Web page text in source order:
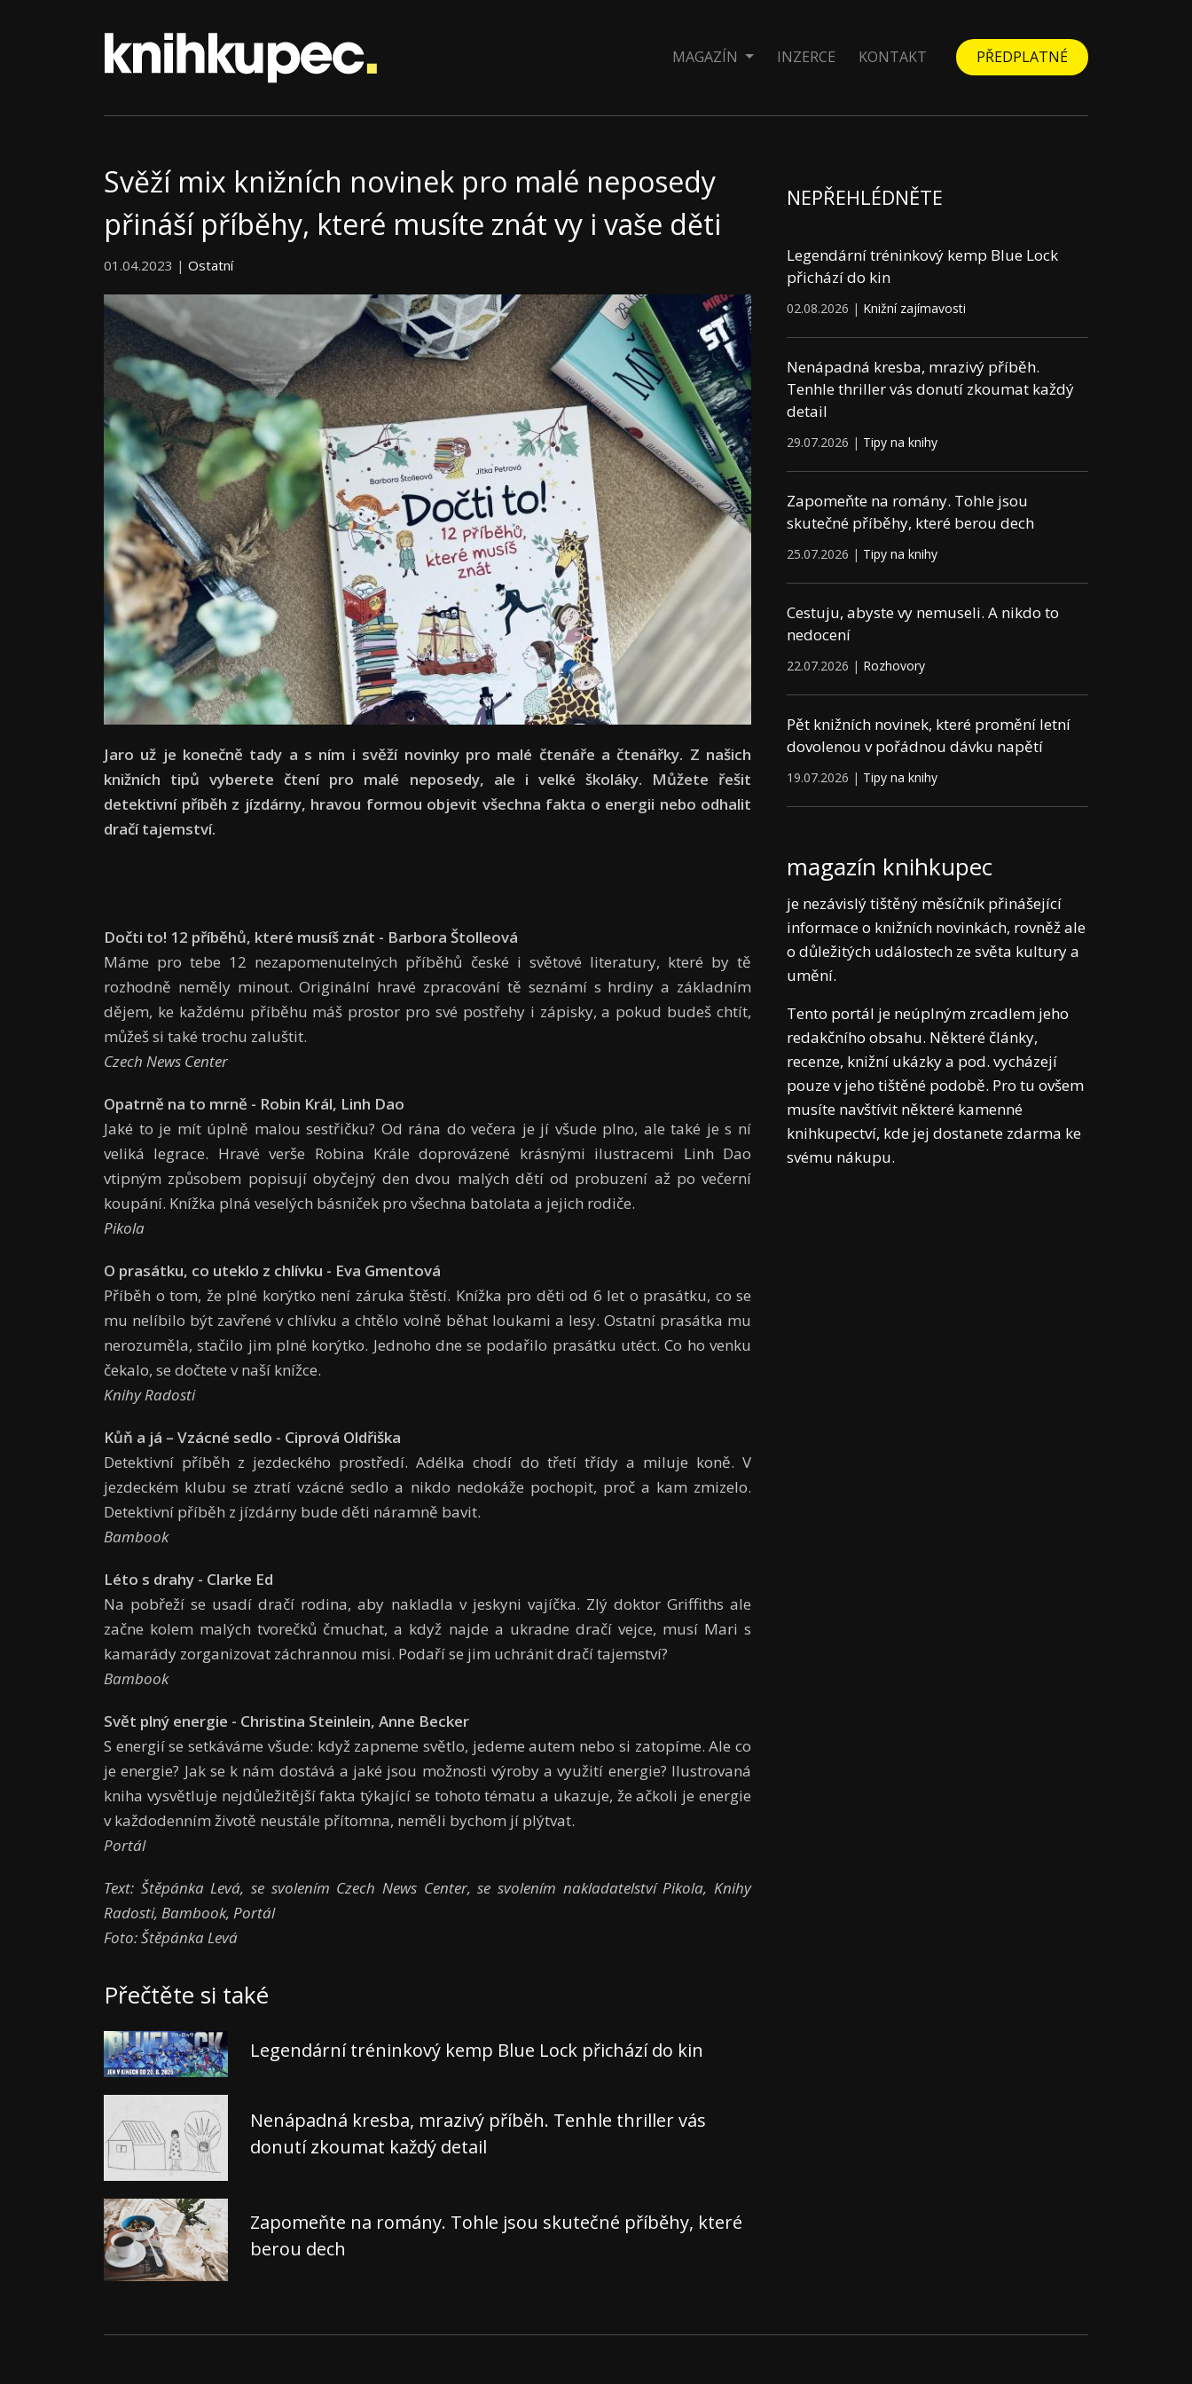
MAGAZÍN INZERCE KONTAKT PŘEDPLATNÉ
Svěží mix knižních novinek pro malé neposedy
přináší příběhy, které musíte znát vy i vaše děti
01.04.2023 | Ostatní
Jaro už je konečně tady a s ním i svěží novinky pro malé čtenáře a čtenářky. Z našich
knižních tipů vyberete čtení pro malé neposedy, ale i velké školáky. Můžete řešit
detektivní příběh z jízdárny, hravou formou objevit všechna fakta o energii nebo odhalit
dračí tajemství.
Dočti to! 12 příběhů, které musíš znát - Barbora Štolleová
Máme pro tebe 12 nezapomenutelných příběhů české i světové literatury, které by tě
rozhodně neměly minout. Originální hravé zpracování tě seznámí s hrdiny a základním
dějem, ke každému příběhu máš prostor pro své postřehy i zápisky, a pokud budeš chtít,
můžeš si také trochu zaluštit.
Czech News Center
Opatrně na to mrně - Robin Král, Linh Dao
Jaké to je mít úplně malou sestřičku? Od rána do večera je jí všude plno, ale také je s ní
veliká legrace. Hravé verše Robina Krále doprovázené krásnými ilustracemi Linh Dao
vtipným způsobem popisují obyčejný den dvou malých dětí od probuzení až po večerní
koupání. Knížka plná veselých básniček pro všechna batolata a jejich rodiče.
Pikola
O prasátku, co uteklo z chlívku - Eva Gmentová
Příběh o tom, že plné korýtko není záruka štěstí. Knížka pro děti od 6 let o prasátku, co se
mu nelíbilo být zavřené v chlívku a chtělo volně běhat loukami a lesy. Ostatní prasátka mu
nerozuměla, stačilo jim plné korýtko. Jednoho dne se podařilo prasátku utéct. Co ho venku
čekalo, se dočtete v naší knížce.
Knihy Radosti
Kůň a já – Vzácné sedlo - Ciprová Oldřiška
Detektivní příběh z jezdeckého prostředí. Adélka chodí do třetí třídy a miluje koně. V
jezdeckém klubu se ztratí vzácné sedlo a nikdo nedokáže pochopit, proč a kam zmizelo.
Detektivní příběh z jízdárny bude děti náramně bavit.
Bambook
Léto s drahy - Clarke Ed
Na pobřeží se usadí dračí rodina, aby nakladla v jeskyni vajíčka. Zlý doktor Griffiths ale
začne kolem malých tvorečků čmuchat, a když najde a ukradne dračí vejce, musí Mari s
kamarády zorganizovat záchrannou misi. Podaří se jim uchránit dračí tajemství?
Bambook
Svět plný energie - Christina Steinlein, Anne Becker
S energií se setkáváme všude: když zapneme světlo, jedeme autem nebo si zatopíme. Ale co
je energie? Jak se k nám dostává a jaké jsou možnosti výroby a využití energie? Ilustrovaná
kniha vysvětluje nejdůležitější fakta týkající se tohoto tématu a ukazuje, že ačkoli je energie
v každodenním životě neustále přítomna, neměli bychom jí plýtvat.
Portál
Text: Štěpánka Levá, se svolením Czech News Center, se svolením nakladatelství Pikola, Knihy
Radosti, Bambook, Portál
Foto: Štěpánka Levá
Přečtěte si také
Legendární tréninkový kemp Blue Lock přichází do kin
Nenápadná kresba, mrazivý příběh. Tenhle thriller vás
donutí zkoumat každý detail
Zapomeňte na romány. Tohle jsou skutečné příběhy, které
berou dech
NEPŘEHLÉDNĚTE
Legendární tréninkový kemp Blue Lock
přichází do kin
02.08.2026 | Knižní zajímavosti
Nenápadná kresba, mrazivý příběh.
Tenhle thriller vás donutí zkoumat každý
detail
29.07.2026 | Tipy na knihy
Zapomeňte na romány. Tohle jsou
skutečné příběhy, které berou dech
25.07.2026 | Tipy na knihy
Cestuju, abyste vy nemuseli. A nikdo to
nedocení
22.07.2026 | Rozhovory
Pět knižních novinek, které promění letní
dovolenou v pořádnou dávku napětí
19.07.2026 | Tipy na knihy
magazín knihkupec
je nezávislý tištěný měsíčník přinášející
informace o knižních novinkách, rovněž ale
o důležitých událostech ze světa kultury a
umění.
Tento portál je neúplným zrcadlem jeho
redakčního obsahu. Některé články,
recenze, knižní ukázky a pod. vycházejí
pouze v jeho tištěné podobě. Pro tu ovšem
musíte navštívit některé kamenné
knihkupectví, kde jej dostanete zdarma ke
svému nákupu.